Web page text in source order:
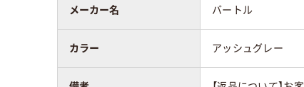
メーカー名 バートル
カラー アッシュグレー